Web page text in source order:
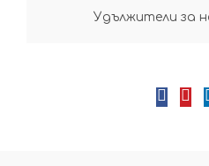
Удължители за